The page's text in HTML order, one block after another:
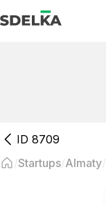
ID 8709
Startups Almaty